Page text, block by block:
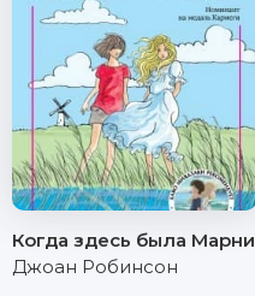
Когда здесь была Марни
Джоан Робинсон